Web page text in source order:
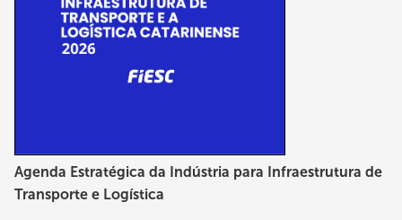
Agenda Estratégica da Indústria para Infraestrutura de
Transporte e Logística